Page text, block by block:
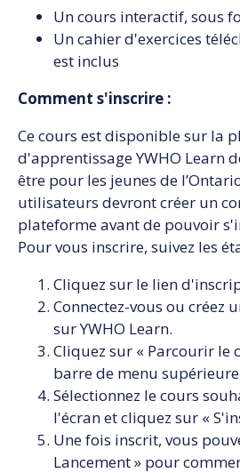
Un cours interactif, sous
Un cahier d'exercices
est inclus
Comment s'inscrire :
Ce cours est disponible sur la
d'apprentissage YWHO Learn
être pour les jeunes de
utilisateurs devront créer un
plateforme avant de pouvoir
Pour vous inscrire, suivez les
Cliquez sur le lien
Connectez-vous ou créez
sur YWHO Learn.
Cliquez sur « Parcourir le
barre de menu
Sélectionnez le cours
l'écran et cliquez sur «
Une fois inscrit, vous
Lancement » pour